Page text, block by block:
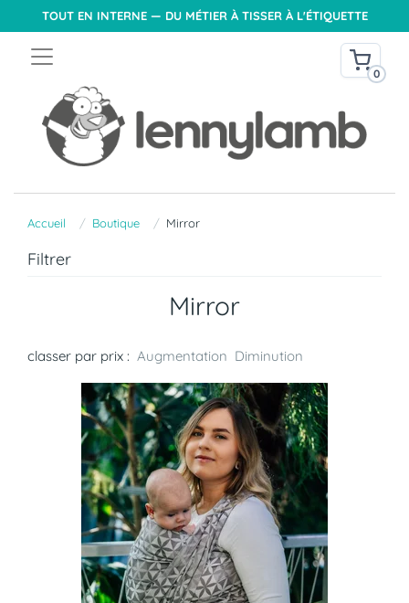
TOUT EN INTERNE — DU MÉTIER À TISSER À L'ÉTIQUETTE
0
Accueil Boutique Mirror
Filtrer
Mirror
classer par prix : Augmentation Diminution